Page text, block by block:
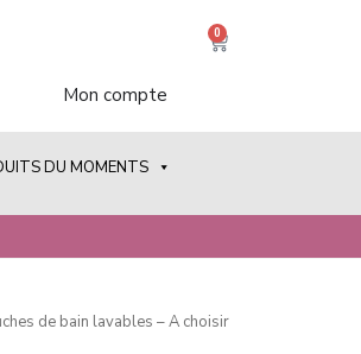
Mon compte
0
DU MOMENTS
de bain lavables – A choisir